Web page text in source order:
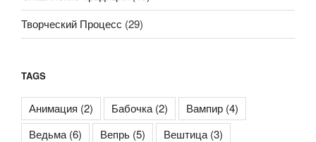
Творческий Процесс (29)
TAGS
Анимация (2) Бабочка (2) Вампир (4)
Ведьма (6) Вепрь (5) Вештица (3)